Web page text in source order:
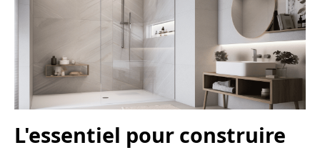
L'essentiel pour construire